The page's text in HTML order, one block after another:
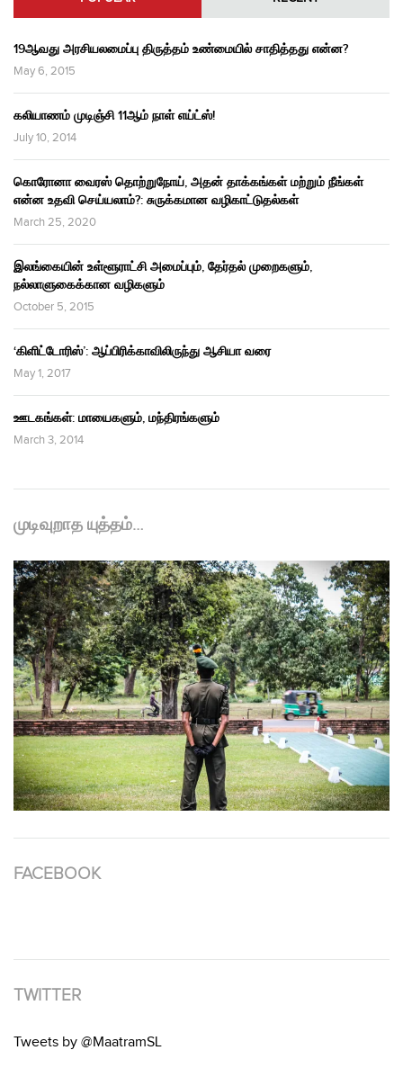
19ஆவது அரசியலமைப்பு திருத்தம் உண்மையில் சாதித்தது என்ன?
May 6, 2015
கலியாணம் முடிஞ்சி 11ஆம் நாள் எய்ட்ஸ்!
July 10, 2014
கொரோனா வைரஸ் தொற்றுநோய், அதன் தாக்கங்கள் மற்றும் நீங்கள்
என்ன உதவி செய்யலாம்?: சுருக்கமான வழிகாட்டுதல்கள்
March 25, 2020
இலங்கையின் உள்ளூராட்சி அமைப்பும், தேர்தல் முறைகளும்,
நல்லாளுகைக்கான வழிகளும்
October 5, 2015
‘கிளிட்டோரிஸ்’: ஆப்பிரிக்காவிலிருந்து ஆசியா வரை
May 1, 2017
ஊடகங்கள்: மாயைகளும், மந்திரங்களும்
March 3, 2014
முடிவுறாத யுத்தம்…
FACEBOOK
TWITTER
Tweets by @MaatramSL